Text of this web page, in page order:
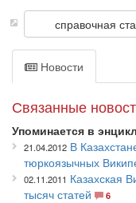
справочная
Новости
Связанные
Упоминается в
21.04.2012 В
тюркоязычных
02.11.2011 Казахская
тысяч статей
6